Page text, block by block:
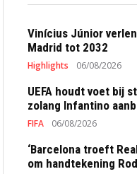
Vinícius Júnior
Madrid tot 2032
Highlights 06/08/2026
UEFA houdt voet bij
zolang Infantino
FIFA 06/08/2026
‘Barcelona troeft
om handtekening